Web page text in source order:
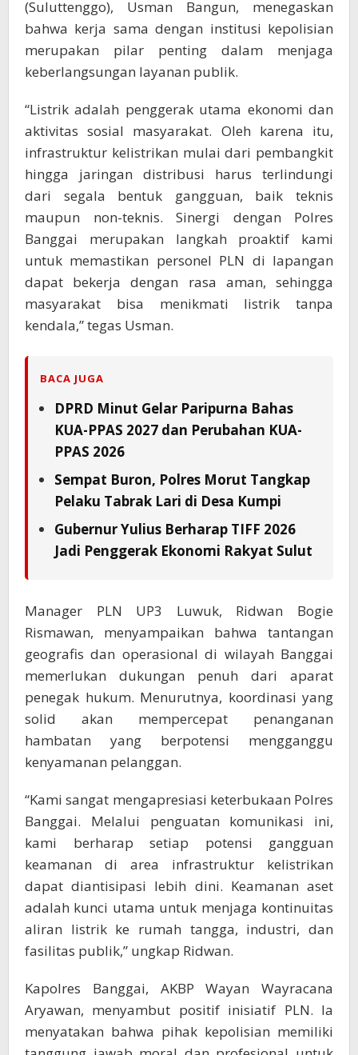
(Suluttenggo), Usman Bangun, menegaskan
bahwa kerja sama dengan institusi kepolisian
merupakan pilar penting dalam menjaga
keberlangsungan layanan publik.
“Listrik adalah penggerak utama ekonomi dan
aktivitas sosial masyarakat. Oleh karena itu,
infrastruktur kelistrikan mulai dari pembangkit
hingga jaringan distribusi harus terlindungi
dari segala bentuk gangguan, baik teknis
maupun non-teknis. Sinergi dengan Polres
Banggai merupakan langkah proaktif kami
untuk memastikan personel PLN di lapangan
dapat bekerja dengan rasa aman, sehingga
masyarakat bisa menikmati listrik tanpa
kendala,” tegas Usman.
BACA JUGA
DPRD Minut Gelar Paripurna Bahas
KUA-PPAS 2027 dan Perubahan KUA-
PPAS 2026
Sempat Buron, Polres Morut Tangkap
Pelaku Tabrak Lari di Desa Kumpi
Gubernur Yulius Berharap TIFF 2026
Jadi Penggerak Ekonomi Rakyat Sulut
Manager PLN UP3 Luwuk, Ridwan Bogie
Rismawan, menyampaikan bahwa tantangan
geografis dan operasional di wilayah Banggai
memerlukan dukungan penuh dari aparat
penegak hukum. Menurutnya, koordinasi yang
solid akan mempercepat penanganan
hambatan yang berpotensi mengganggu
kenyamanan pelanggan.
“Kami sangat mengapresiasi keterbukaan Polres
Banggai. Melalui penguatan komunikasi ini,
kami berharap setiap potensi gangguan
keamanan di area infrastruktur kelistrikan
dapat diantisipasi lebih dini. Keamanan aset
adalah kunci utama untuk menjaga kontinuitas
aliran listrik ke rumah tangga, industri, dan
fasilitas publik,” ungkap Ridwan.
Kapolres Banggai, AKBP Wayan Wayracana
Aryawan, menyambut positif inisiatif PLN. Ia
menyatakan bahwa pihak kepolisian memiliki